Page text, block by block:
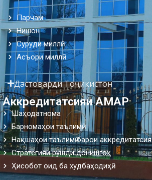
Парчам
Нишон
Суруди миллӣ
Асъори миллӣ
Дастоварди Тоҷикистон
Аккредитатсияи АМАР
Шаҳодатнома
Барномаҳои таълимӣ
Нақшаҳои таълимӣ барои аккредитатсия
Стратегияи рушди донишгоҳ
Ҳисобот оид ба худбаҳодиҳӣ